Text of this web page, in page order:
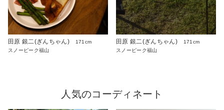
田原 銀二(ぎんちゃん)
171cm
スノーピーク福山
田原 銀二(ぎんちゃん)
171cm
スノーピーク福山
人気のコーディネート